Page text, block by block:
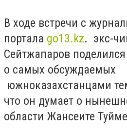
В ходе встречи с
портала go13.kz. экс-
Сейтжапаров
о самых обсуждаемых
южноказахстанцами
что он думает о
области Жансеите